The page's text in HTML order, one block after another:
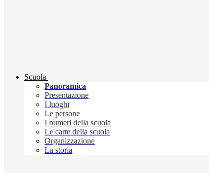
Scuola
Panoramica
Presentazione
I luoghi
Le persone
I numeri della scuola
Le carte della scuola
Organizzazione
La storia